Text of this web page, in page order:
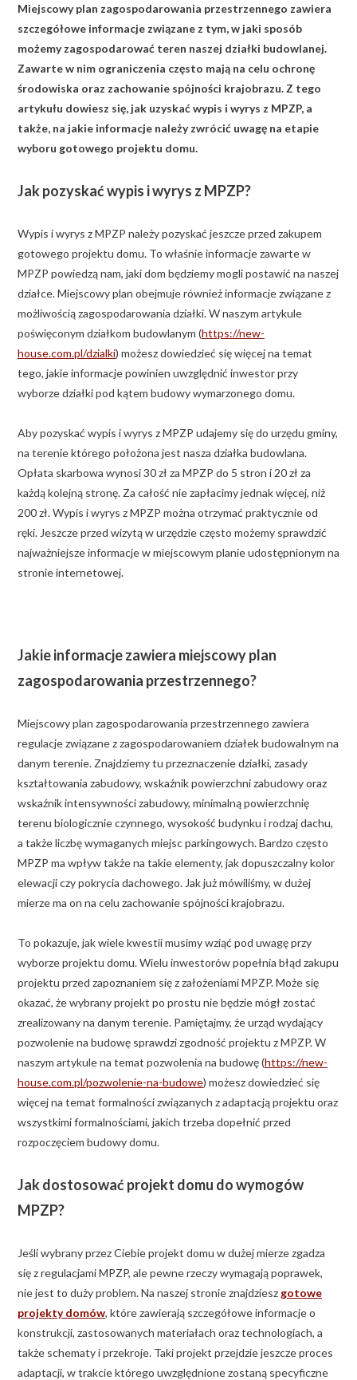
ZAPISZ SIĘ
Miejscowy plan zagospodarowania przestrzennego zawiera
szczegółowe informacje związane z tym, w jaki sposób
możemy zagospodarować teren naszej działki budowlanej.
Zawarte w nim ograniczenia często mają na celu ochronę
środowiska oraz zachowanie spójności krajobrazu. Z tego
artykułu dowiesz się, jak uzyskać wypis i wyrys z MPZP, a
także, na jakie informacje należy zwrócić uwagę na etapie
wyboru gotowego projektu domu.
Jak pozyskać wypis i wyrys z MPZP?
Wypis i wyrys z MPZP należy pozyskać jeszcze przed zakupem
gotowego projektu domu. To właśnie informacje zawarte w
MPZP powiedzą nam, jaki dom będziemy mogli postawić na naszej
działce. Miejscowy plan obejmuje również informacje związane z
możliwością zagospodarowania działki. W naszym artykule
poświęconym działkom budowlanym (https://new-
house.com.pl/dzialki) możesz dowiedzieć się więcej na temat
tego, jakie informacje powinien uwzględnić inwestor przy
wyborze działki pod kątem budowy wymarzonego domu.
Aby pozyskać wypis i wyrys z MPZP udajemy się do urzędu gminy,
na terenie którego położona jest nasza działka budowlana.
Opłata skarbowa wynosi 30 zł za MPZP do 5 stron i 20 zł za
każdą kolejną stronę. Za całość nie zapłacimy jednak więcej, niż
200 zł. Wypis i wyrys z MPZP można otrzymać praktycznie od
ręki. Jeszcze przed wizytą w urzędzie często możemy sprawdzić
najważniejsze informacje w miejscowym planie udostępnionym na
stronie internetowej.
Jakie informacje zawiera miejscowy plan
zagospodarowania przestrzennego?
Miejscowy plan zagospodarowania przestrzennego zawiera
regulacje związane z zagospodarowaniem działek budowalnym na
danym terenie. Znajdziemy tu przeznaczenie działki, zasady
kształtowania zabudowy, wskaźnik powierzchni zabudowy oraz
wskaźnik intensywności zabudowy, minimalną powierzchnię
terenu biologicznie czynnego, wysokość budynku i rodzaj dachu,
a także liczbę wymaganych miejsc parkingowych. Bardzo często
MPZP ma wpływ także na takie elementy, jak dopuszczalny kolor
elewacji czy pokrycia dachowego. Jak już mówiliśmy, w dużej
mierze ma on na celu zachowanie spójności krajobrazu.
To pokazuje, jak wiele kwestii musimy wziąć pod uwagę przy
wyborze projektu domu. Wielu inwestorów popełnia błąd zakupu
projektu przed zapoznaniem się z założeniami MPZP. Może się
okazać, że wybrany projekt po prostu nie będzie mógł zostać
zrealizowany na danym terenie. Pamiętajmy, że urząd wydający
pozwolenie na budowę sprawdzi zgodność projektu z MPZP. W
naszym artykule na temat pozwolenia na budowę (https://new-
house.com.pl/pozwolenie-na-budowe) możesz dowiedzieć się
więcej na temat formalności związanych z adaptacją projektu oraz
wszystkimi formalnościami, jakich trzeba dopełnić przed
rozpoczęciem budowy domu.
Jak dostosować projekt domu do wymogów
MPZP?
Jeśli wybrany przez Ciebie projekt domu w dużej mierze zgadza
się z regulacjami MPZP, ale pewne rzeczy wymagają poprawek,
nie jest to duży problem. Na naszej stronie znajdziesz gotowe
projekty domów, które zawierają szczegółowe informacje o
konstrukcji, zastosowanych materiałach oraz technologiach, a
także schematy i przekroje. Taki projekt przejdzie jeszcze proces
adaptacji, w trakcie którego uwzględnione zostaną specyficzne